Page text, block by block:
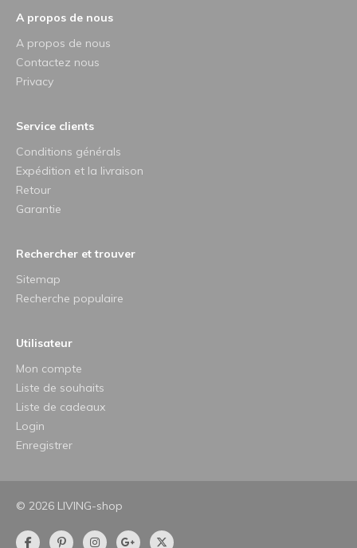
A propos de nous
A propos de nous
Contactez nous
Privacy
Service clients
Conditions générals
Expédition et la livraison
Retour
Garantie
Rechercher et trouver
Sitemap
Recherche populaire
Utilisateur
Mon compte
Liste de souhaits
Liste de cadeaux
Login
Enregistrer
© 2026 LIVING-shop